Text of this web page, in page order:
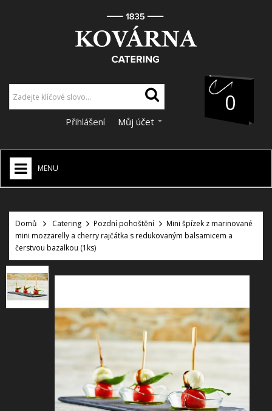
0
Přihlášení Můj účet
MENU
CATERING
VÝZDOBA A DEKORACE
SLUŽBY
PRONÁJEM
DOPORUČUJEME
Domů Catering Pozdní pohoštění
Mini špízek z marinované
mini mozzarelly a cherry rajčátka s redukovaným balsamicem a
čerstvou bazalkou (1ks)